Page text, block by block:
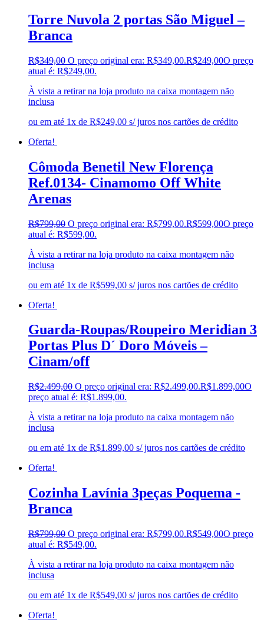
Torre Nuvola 2 portas São Miguel –
Branca
R$349,00 O preço original era: R$349,00.R$249,00O preço
atual é: R$249,00.
À vista a retirar na loja produto na caixa montagem não
inclusa
ou em até 1x de R$249,00 s/ juros nos cartões de crédito
Oferta!
Cômoda Benetil New Florença
Ref.0134- Cinamomo Off White
Arenas
R$799,00 O preço original era: R$799,00.R$599,00O preço
atual é: R$599,00.
À vista a retirar na loja produto na caixa montagem não
inclusa
ou em até 1x de R$599,00 s/ juros nos cartões de crédito
Oferta!
Guarda-Roupas/Roupeiro Meridian 3
Portas Plus D´ Doro Móveis –
Cinam/off
R$2.499,00 O preço original era: R$2.499,00.R$1.899,00O
preço atual é: R$1.899,00.
À vista a retirar na loja produto na caixa montagem não
inclusa
ou em até 1x de R$1.899,00 s/ juros nos cartões de crédito
Oferta!
Cozinha Lavínia 3peças Poquema -
Branca
R$799,00 O preço original era: R$799,00.R$549,00O preço
atual é: R$549,00.
À vista a retirar na loja produto na caixa montagem não
inclusa
ou em até 1x de R$549,00 s/ juros nos cartões de crédito
Oferta!